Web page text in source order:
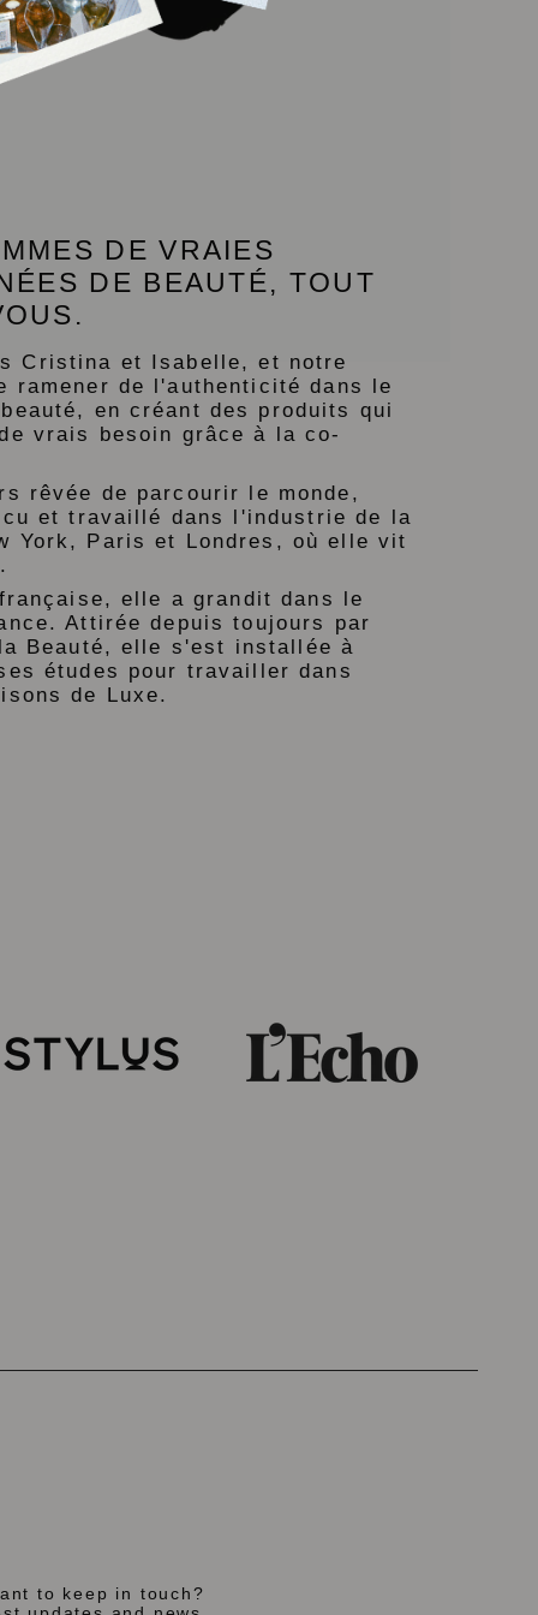
DE VRAIES
DE BEAUTÉ, TOUT
Cristina et Isabelle, et notre
ramener de l'authenticité dans le
en créant des produits qui
vrais besoin grâce à la co-
rêvée de parcourir le monde,
et travaillé dans l'industrie de la
York, Paris et Londres, où elle vit
elle a grandit dans le
Attirée depuis toujours par
Beauté, elle s'est installée à
études pour travailler dans
de Luxe.
to keep in touch?